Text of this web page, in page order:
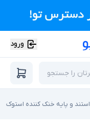
ورود
استند و پایه خنک کننده استوک